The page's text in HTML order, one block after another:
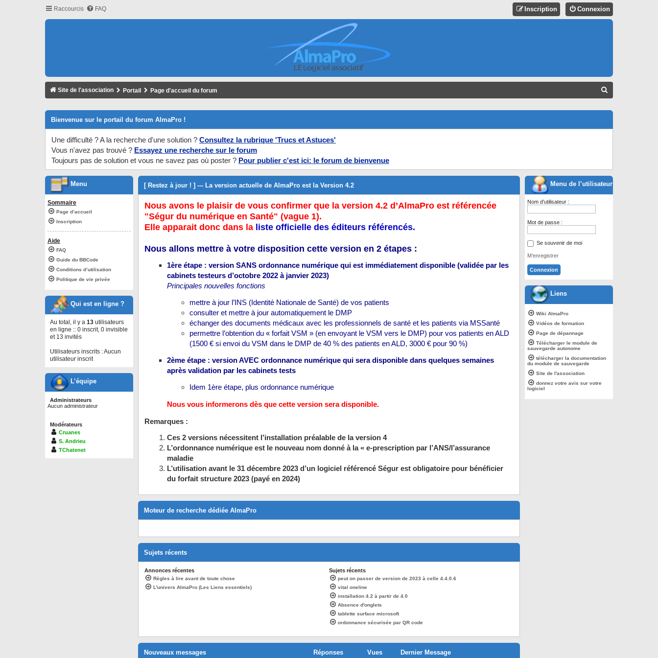
Raccourcis FAQ Connexion
Inscription
Site de l'association Portail Page d'accueil du forum
H
H
Bienvenue sur le portail du forum AlmaPro !
Une difficulté ? A la recherche d'une solution ? Consultez la rubrique 'Trucs et Astuces'
Vous n'avez pas trouvé ? Essayez une recherche sur le forum
Toujours pas de solution et vous ne savez pas où poster ? Pour publier c'est ici: le forum de bienvenue
[ Restez à jour ! ] --- La version actuelle de AlmaPro est la Version 4.2
Nous avons le plaisir de vous confirmer que la version 4.2 d’AlmaPro est référencée
"Ségur du numérique en Santé" (vague 1).
Elle apparait donc dans la liste officielle des éditeurs référencés.
Nous allons mettre à votre disposition cette version en 2 étapes :
1ère étape : version SANS ordonnance numérique qui est immédiatement disponible (validée par les
cabinets testeurs d’octobre 2022 à janvier 2023)
Principales nouvelles fonctions
mettre à jour l’INS (Identité Nationale de Santé) de vos patients
consulter et mettre à jour automatiquement le DMP
échanger des documents médicaux avec les professionnels de santé et les patients via MSSanté
permettre l’obtention du « forfait VSM » (en envoyant le VSM vers le DMP) pour vos patients en ALD
(1500 € si envoi du VSM dans le DMP de 40 % des patients en ALD, 3000 € pour 90 %)
2ème étape : version AVEC ordonnance numérique qui sera disponible dans quelques semaines
après validation par les cabinets tests
Idem 1ère étape, plus ordonnance numérique
Nous vous informerons dès que cette version sera disponible.
Remarques :
Ces 2 versions nécessitent l’installation préalable de la version 4
L’ordonnance numérique est le nouveau nom donné à la « e-prescription par l’ANS/l’assurance
maladie
L’utilisation avant le 31 décembre 2023 d’un logiciel référencé Ségur est obligatoire pour bénéficier
du forfait structure 2023 (payé en 2024)
Moteur de recherche dédiée AlmaPro
Sujets récents
Annonces récentes Sujets récents
Règles à lire avant de toute chose
L'univers AlmaPro (Les Liens essentiels)
peut on passer de version de 2023 à celle 4.4.0.6
vital oneline
installation 4.2 à partir de 4.0
Absence d'onglets
tablette surface microsoft
ordonnance sécurisée par QR code
Nouveaux messages Réponses Vues Dernier Message
Menu
Sommaire
Page d’accueil
Inscription
Aide
FAQ
Guide du BBCode
Conditions d’utilisation
Politique de vie privée
Qui est en ligne ?
Au total, il y a 13 utilisateurs
en ligne :: 0 inscrit, 0 invisible
et 13 invités
Utilisateurs inscrits : Aucun
utilisateur inscrit
L’équipe
Administrateurs
Aucun administrateur
Modérateurs
Cruanes
S. Andrieu
TChatenet
Menu de l’utilisateur
Nom d’utilisateur :
Mot de passe :
Se souvenir de moi
M’enregistrer
Liens
Wiki AlmaPro
Vidéos de formation
Page de dépannage
Télécharger le module de
sauvegarde autonome
télécharger la documentation
du module de sauvegarde
Site de l'association
donnez votre avis sur votre
logiciel